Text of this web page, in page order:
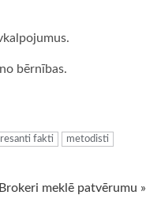
bērnības.
fakti
metodisti
Brokeri meklē patvērumu »